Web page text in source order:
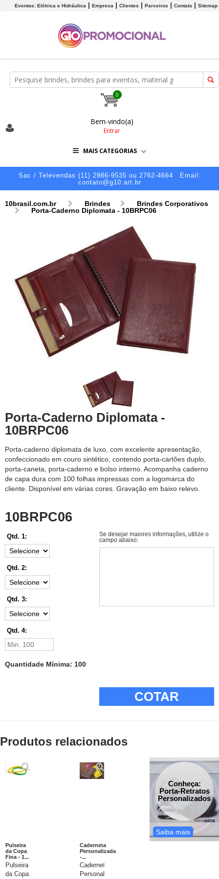
Eventos: Elétrica e Hidráulica Empresa Clientes Parceiros Contato Sitemap
0
Bem-vindo(a)
Entrar
MAIS CATEGORIAS
Sac / Televendas (11) 2986-9535 ou 2762-4664
Email:
contato@g10.art.br
10brasil.com.br Brindes
Brindes Corporativos
Porta-Caderno Diplomata - 10BRPC06
Porta-Caderno Diplomata -
10BRPC06
Porta-caderno diplomata de luxo, com excelente apresentação,
confeccionado em couro sintético, contendo porta-cartões duplo,
porta-caneta, porta-caderno e bolso interno. Acompanha caderno
de capa dura com 100 folhas impressas com a logomarca do
cliente. Disponível em várias cores. Gravação em baixo relevo.
10BRPC06
Qtd. 1:
Qtd. 2:
Qtd. 3:
Qtd. 4:
Quantidade Mínima: 100
Se desejar maiores informações, utilize o
campo abaixo:
COTAR
Produtos relacionados
Pulseira
da Copa
Fina - 1...
Pulseira
da Copa
Caderneta
Personalizada
-...
Caderneta
Personalizada,
Conheça:
Porta-Retratos
Personalizados
Saiba mais